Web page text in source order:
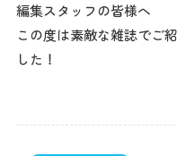
編集スタッフの皆様へ
この度は素敵な雑誌でご
した！